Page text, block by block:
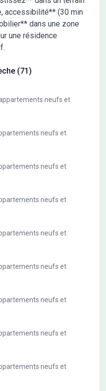
accessibilité** (30 min
dans une zone
une résidence
(71)
neufs et
neufs et
neufs et
neufs et
neufs et
neufs et
neufs et
neufs et
neufs et